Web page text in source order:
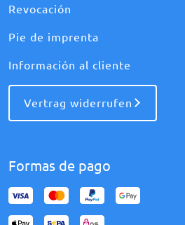
Revocación
Pie de imprenta
Información al cliente
Vertrag widerrufen
Formas de pago